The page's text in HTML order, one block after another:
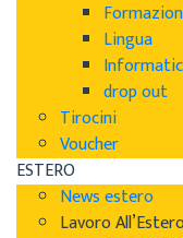
Lingua
drop out
Tirocini
Voucher
ESTERO
News estero
Lavoro All’Estero